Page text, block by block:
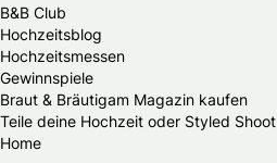
B&B Club
Hochzeitsblog
Hochzeitsmessen
Gewinnspiele
Braut & Bräutigam Magazin kaufen
Teile deine Hochzeit oder Styled Shoot
Home